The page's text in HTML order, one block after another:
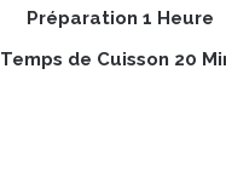
Préparation 1 Heure
Temps de Cuisson 20